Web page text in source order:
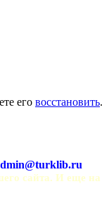
его восстановить.
сайта. И еще